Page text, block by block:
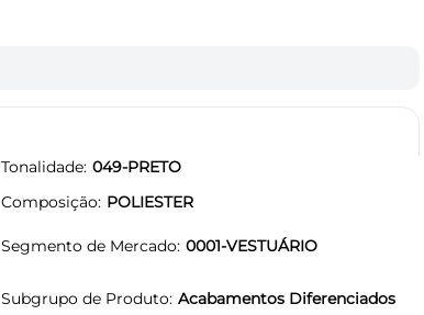
Tonalidade 049-PRETO
Composição POLIESTER
Segmento de Mercado 0001-VESTUÁRIO
Subgrupo de Produto Acabamentos Diferenciados